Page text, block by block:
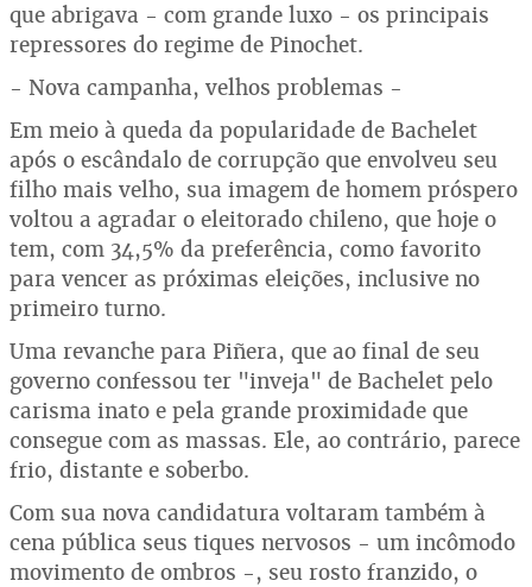
que abrigava - com grande luxo - os principais
repressores do regime de Pinochet.
- Nova campanha, velhos problemas -
Em meio à queda da popularidade de Bachelet
após o escândalo de corrupção que envolveu seu
filho mais velho, sua imagem de homem próspero
voltou a agradar o eleitorado chileno, que hoje o
tem, com 34,5% da preferência, como favorito
para vencer as próximas eleições, inclusive no
primeiro turno.
Uma revanche para Piñera, que ao final de seu
governo confessou ter "inveja" de Bachelet pelo
carisma inato e pela grande proximidade que
consegue com as massas. Ele, ao contrário, parece
frio, distante e soberbo.
Com sua nova candidatura voltaram também à
cena pública seus tiques nervosos - um incômodo
movimento de ombros -, seu rosto franzido, o